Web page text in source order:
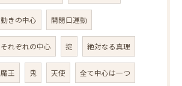
動きの中心 開閉口運動
それぞれの中心 掟 絶対なる真理
魔王 鬼 天使 全て中心は一つ